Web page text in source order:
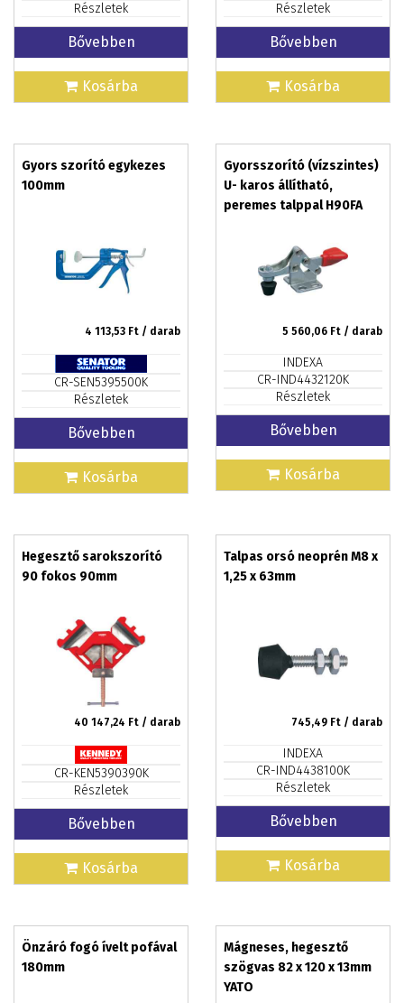
Részletek
Bővebben
Kosárba
Részletek
Bővebben
Kosárba
Gyors szorító egykezes
100mm
4 113,53 Ft / darab
CR-SEN5395500K
Részletek
Bővebben
Kosárba
Gyorsszorító (vízszintes)
U- karos állítható,
peremes talppal H90FA
5 560,06 Ft / darab
INDEXA
CR-IND4432120K
Részletek
Bővebben
Kosárba
Hegesztő sarokszorító
90 fokos 90mm
40 147,24 Ft / darab
CR-KEN5390390K
Részletek
Bővebben
Kosárba
Talpas orsó neoprén M8 x
1,25 x 63mm
745,49 Ft / darab
INDEXA
CR-IND4438100K
Részletek
Bővebben
Kosárba
Önzáró fogó ívelt pofával
180mm
Mágneses, hegesztő
szögvas 82 x 120 x 13mm
YATO